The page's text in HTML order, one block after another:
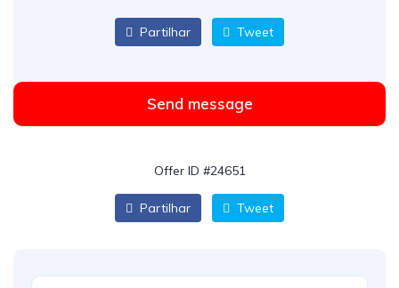
Partilhar Tweet
Send message
Offer ID #24651
Partilhar Tweet